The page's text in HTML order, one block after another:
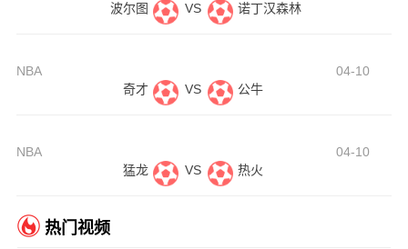
波尔图
VS 诺丁汉森林
NBA
04-10
奇才
VS 公牛
NBA
04-10
猛龙
VS 热火
热门视频